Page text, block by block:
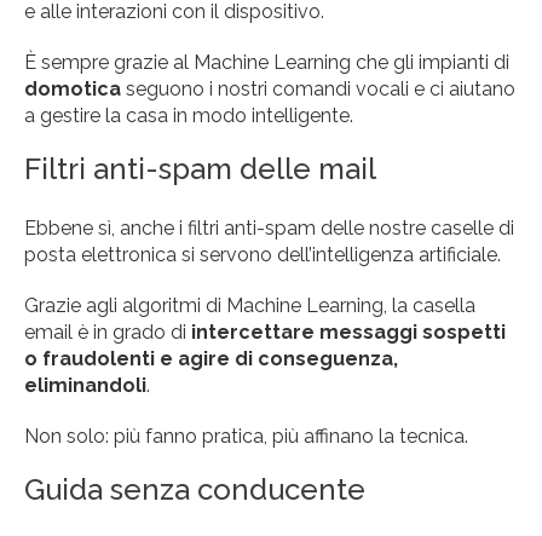
e alle interazioni con il dispositivo.
È sempre grazie al Machine Learning che gli impianti di
domotica seguono i nostri comandi vocali e ci aiutano
a gestire la casa in modo intelligente.
Filtri anti-spam delle mail
Ebbene sì, anche i filtri anti-spam delle nostre caselle di
posta elettronica si servono dell’intelligenza artificiale.
Grazie agli algoritmi di Machine Learning, la casella
email è in grado di intercettare messaggi sospetti
o fraudolenti e agire di conseguenza,
eliminandoli.
Non solo: più fanno pratica, più affinano la tecnica.
Guida senza conducente